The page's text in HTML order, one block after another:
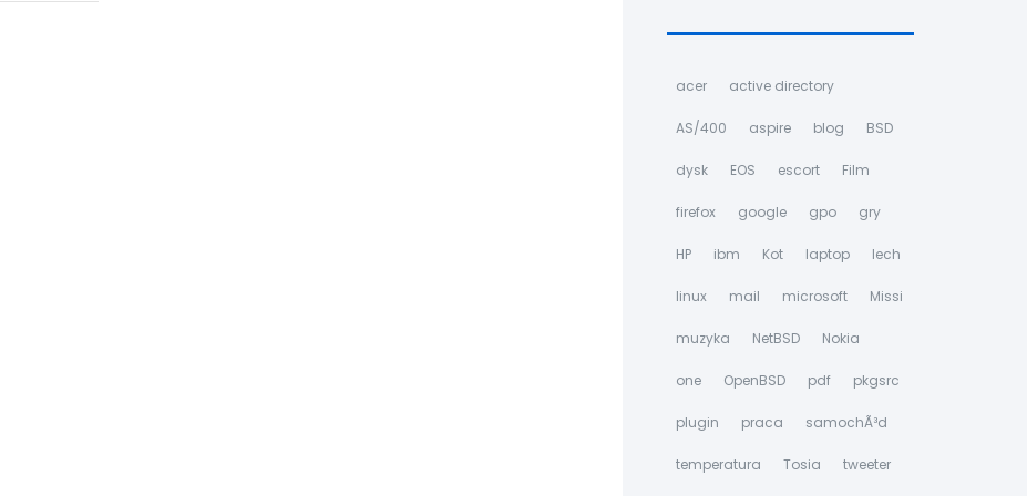
acer active directory
AS/400 aspire blog BSD
dysk EOS escort Film
firefox google gpo gry
HP ibm Kot laptop lech
linux mail microsoft Missi
muzyka NetBSD Nokia
one OpenBSD pdf pkgsrc
plugin praca samochÃ³d
temperatura Tosia tweeter